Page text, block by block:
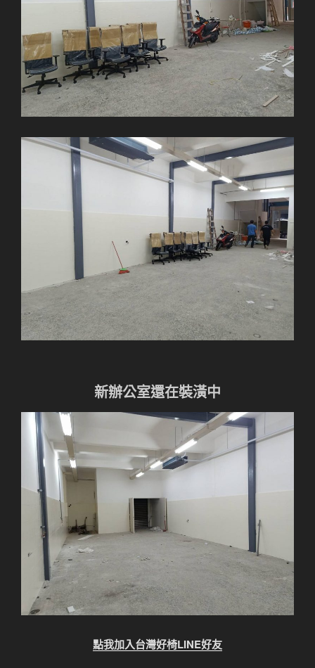
新辦公室還在裝潢中
點我加入台灣好椅LINE好友